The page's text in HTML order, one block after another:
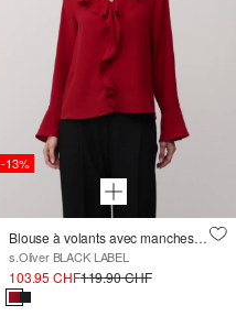
-13%
Blouse à volants avec manches longues et détails de manchettes
s.Oliver BLACK LABEL
103.95 CHF119.90 CHF